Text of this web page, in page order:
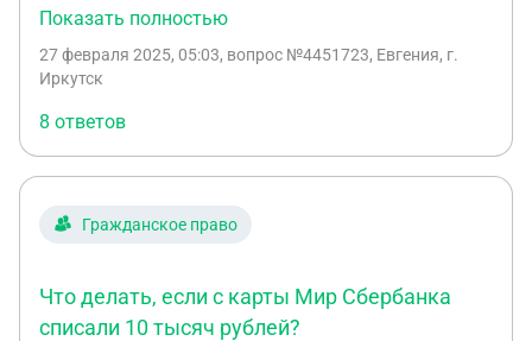
заявление о переводе заработной платы по
числа и срок действия карты. Ссылаются на
я) зп на р/с. Считаю неудобным для себя
получать деньги по номеру карты(вдруг я её
потеряю, украдут) , потом бегать в банк, на
работу предоставляя новые данные карты. Могу
ли я отказаться предоставлять номер карты и
с?
Показать полностью
27 февраля 2025, 05:03, вопрос №4451723, Евгения, г.
Иркутск
8 ответов
Гражданское право
Что делать, если с карты Мир Сбербанка
списали 10 тысяч рублей?